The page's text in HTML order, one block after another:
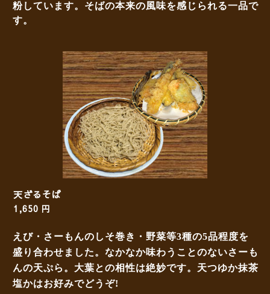
粉しています。そばの本来の風味を感じられる一品で
す。
天ざるそば
1,650 円
えび・さーもんのしそ巻き・野菜等3種の5品程度を
盛り合わせました。なかなか味わうことのないさーも
んの天ぷら。大葉との相性は絶妙です。天つゆか抹茶
塩かはお好みでどうぞ!